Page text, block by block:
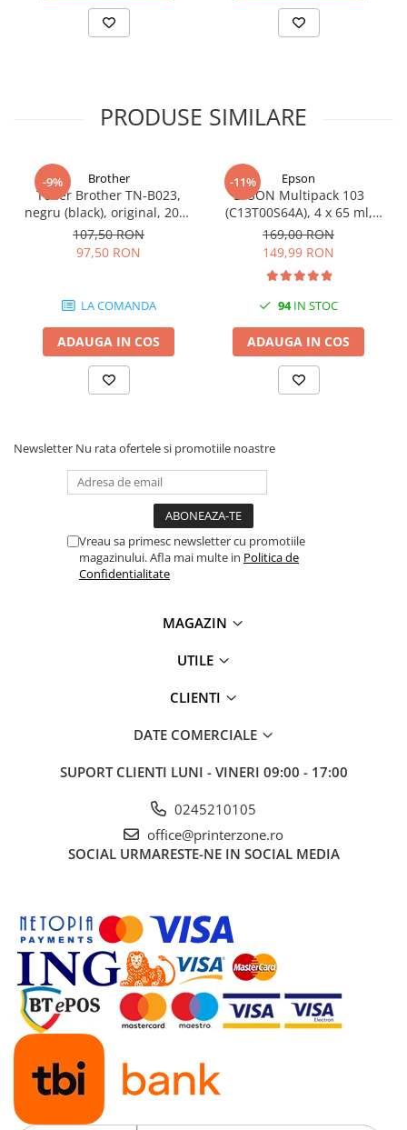
Pasta termica
Placi video profesionale
Adaptoare PCI / PCIe
Periferice PC
Web-cam-uri si sisteme
videoconferinta
Alte periferice
Accesorii PC
Routere
Switch-uri
Access Point-uri
Sisteme Mesh WiFi
Placi de retea
Camere IP
UPS & Stabilizatoare
Baterii UPS
Accesorii UPS
Servere, Storage & NAS
Servere NAS
Servere
SSD enterprise
HDD enterprise
DAS (Direct Attached Storage)
PRODUSE SIMILARE
-9% Brother
Toner Brother TN-B023,
negru (black), original, 2000
pagini
107,50 RON
97,50 RON
LA COMANDA
ADAUGA IN COS
-11% Epson
EPSON Multipack 103
(C13T00S64A), 4 x 65 ml,
Black/Cyan/Magenta/Yellow
(T00S6)
169,00 RON
149,99 RON
94IN STOC
ADAUGA IN COS
Newsletter Nu rata ofertele si promotiile noastre
Vreau sa primesc newsletter cu promotiile
magazinului. Afla mai multe in Politica de
Confidentialitate
MAGAZIN
UTILE
CLIENTI
DATE COMERCIALE
SUPORT CLIENTI LUNI - VINERI 09:00 - 17:00
0245210105
office@printerzone.ro
SOCIAL URMARESTE-NE IN SOCIAL MEDIA